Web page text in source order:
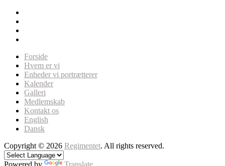
Forside
Hvem er vi
Enheder vi portrætterer
Kalender
Galleri
Medlemskab
Kontakt os
English
Dansk
Copyright © 2026 Regimentet. All rights reserved.
Powered by Translate